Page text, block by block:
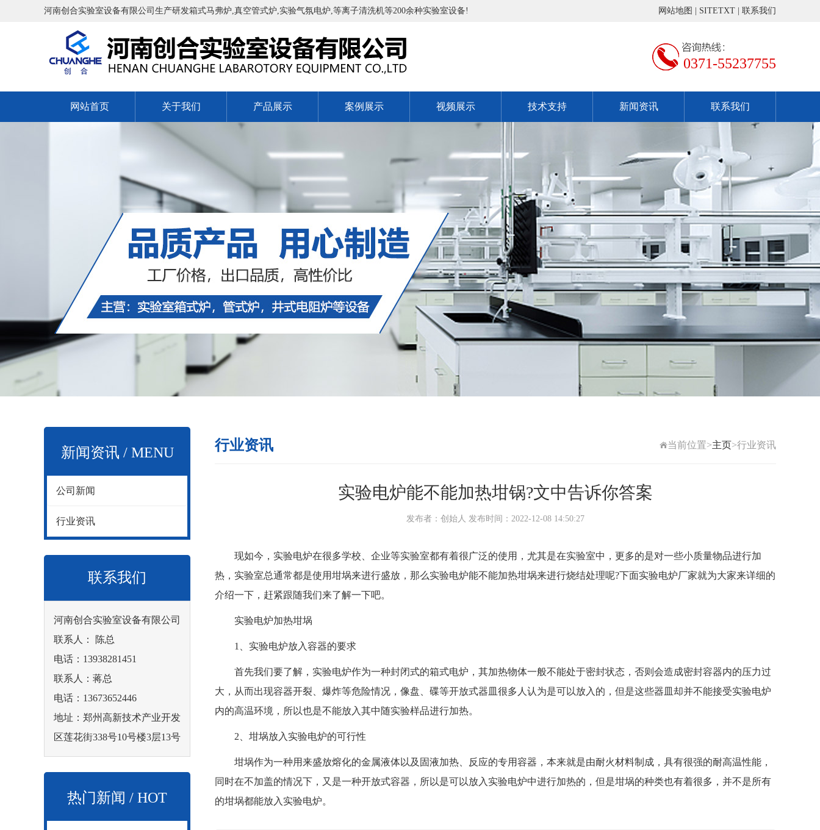
河南创合实验室设备有限公司生产研发箱式马弗炉,真空管式炉,实验气氛电炉,等离子清洗机等200余种实验室设备! 网站地图 SITETXT 联系我们
0371-55237755
网站首页 关于我们 产品展示 案例展示 视频展示 技术支持 新闻资讯 联系我们
新闻资讯 / MENU
公司新闻
行业资讯
联系我们
河南创合实验室设备有限公司
联系人： 陈总
电话：13938281451
联系人：蒋总
电话：13673652446
地址：郑州高新技术产业开发
区莲花街338号10号楼3层13号
热门新闻 / HOT
行业资讯 当前位置>主页>行业资讯
实验电炉能不能加热坩锅?文中告诉你答案
发布者：创始人 发布时间：2022-12-08 14:50:27
现如今，实验电炉在很多学校、企业等实验室都有着很广泛的使用，尤其是在实验室中，更多的是对一些小质量物品进行加
热，实验室总通常都是使用坩埚来进行盛放，那么实验电炉能不能加热坩埚来进行烧结处理呢?下面实验电炉厂家就为大家来详细的
介绍一下，赶紧跟随我们来了解一下吧。
实验电炉加热坩埚
1、实验电炉放入容器的要求
首先我们要了解，实验电炉作为一种封闭式的箱式电炉，其加热物体一般不能处于密封状态，否则会造成密封容器内的压力过
大，从而出现容器开裂、爆炸等危险情况，像盘、碟等开放式器皿很多人认为是可以放入的，但是这些器皿却并不能接受实验电炉
内的高温环境，所以也是不能放入其中随实验样品进行加热。
2、坩埚放入实验电炉的可行性
坩埚作为一种用来盛放熔化的金属液体以及固液加热、反应的专用容器，本来就是由耐火材料制成，具有很强的耐高温性能，
同时在不加盖的情况下，又是一种开放式容器，所以是可以放入实验电炉中进行加热的，但是坩埚的种类也有着很多，并不是所有
的坩埚都能放入实验电炉。